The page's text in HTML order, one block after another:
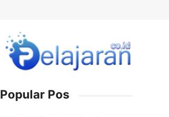
Popular Pos